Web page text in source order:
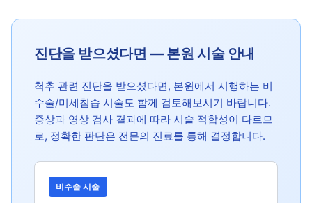
진단을 받으셨다면 — 본원 시술 안내
척추 관련 진단을 받으셨다면, 본원에서 시행하는 비
수술/미세침습 시술도 함께 검토해보시기 바랍니다.
증상과 영상 검사 결과에 따라 시술 적합성이 다르므
로, 정확한 판단은 전문의 진료를 통해 결정합니다.
비수술 시술